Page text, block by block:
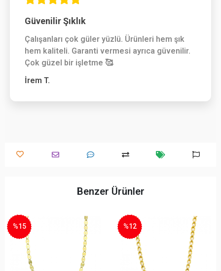
Güvenilir Şıklık
Çalışanları çok güler yüzlü. Ürünleri hem şık
hem kaliteli. Garanti vermesi ayrıca güvenilir.
Çok güzel bir işletme 🥰
İrem T.
Benzer Ürünler
%12